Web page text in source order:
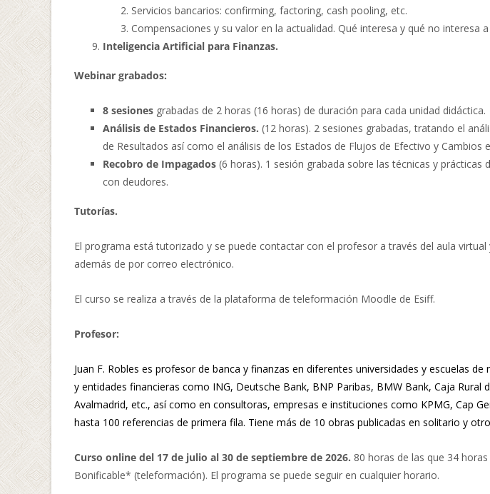
Servicios bancarios: confirming, factoring, cash pooling, etc.
Compensaciones y su valor en la actualidad. Qué interesa y qué no interesa
Inteligencia Artificial para Finanzas.
Webinar grabados:
8 sesiones grabadas de 2 horas (16 horas) de duración para cada unidad didáctica.
Análisis de Estados Financieros. (12 horas). 2 sesiones grabadas, tratando el
de Resultados así como el análisis de los Estados de Flujos de Efectivo y Cambios
Recobro de Impagados (6 horas). 1 sesión grabada sobre las técnicas y
con deudores.
Tutorías.
El programa está tutorizado y se puede contactar con el profesor a través del aula
además de por correo electrónico.
El curso se realiza a través de la plataforma de teleformación Moodle de Esiff.
Profesor:
Juan F. Robles es profesor de banca y finanzas en diferentes universidades y escuelas
y entidades financieras como ING, Deutsche Bank, BNP Paribas, BMW Bank, Caja Rural
Avalmadrid, etc., así como en consultoras, empresas e instituciones como KPMG, Cap
hasta 100 referencias de primera fila. Tiene más de 10 obras publicadas en solitario y
Curso online del 17 de julio al 30 de septiembre de 2026. 80 horas de las que 34
Bonificable* (teleformación). El programa se puede seguir en cualquier horario.